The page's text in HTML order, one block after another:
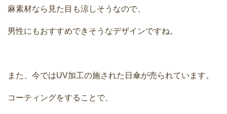
麻素材なら見た目も涼しそうなので、
男性にもおすすめできそうなデザインですね。
また、今ではUV加工の施された日傘が売られています。
コーティングをすることで、